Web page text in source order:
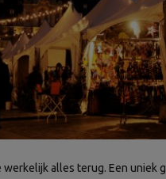
alles terug. Een uniek